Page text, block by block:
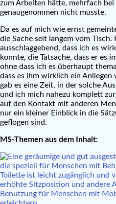
zum Arbeiten hätte, mehrfach
genaugenommen nicht musste.
Da es auf mich wie ernst
die Sache seit langem vom Tisch.
ausschlaggebend, dass ich es
konnte, die Tatsache, dass er es
ohne dass ich es überhaupt
dass es ihm wirklich ein
gab es eine Zeit, in der solche
und ich mich nahezu komplett
auf den Kontakt mit anderen
nur ein kleiner Einblick in die
geflogen sind.
MS-Themen aus dem Inhalt: